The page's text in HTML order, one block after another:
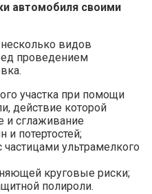
автомобиля своими
видов
проведением
участка при помощи
действие которой
и сглаживание
и потертостей;
ультрамелкого
круговые риски;
полироли.